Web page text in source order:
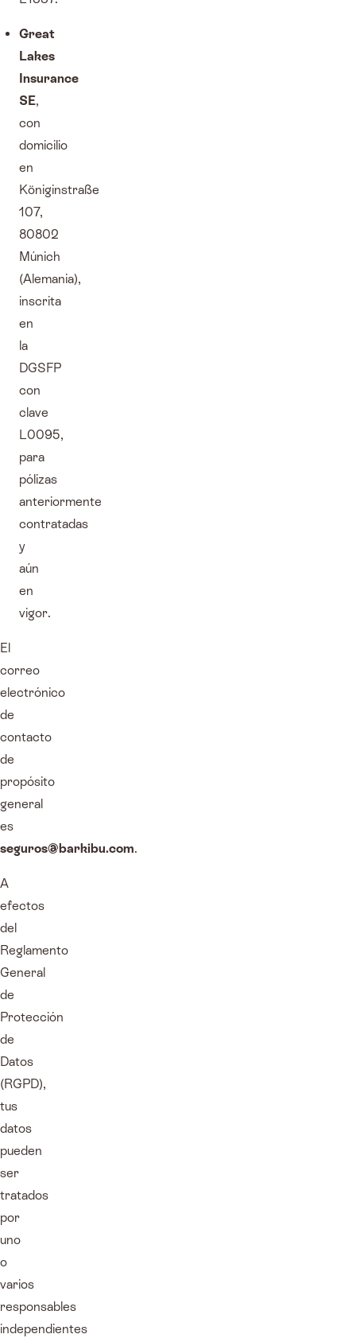
Great
Lakes
Insurance
SE,
con
domicilio
en
Königinstraße
107,
80802
Múnich
(Alemania),
inscrita
en
la
DGSFP
con
clave
L0095,
para
pólizas
anteriormente
contratadas
y
aún
en
vigor.
El
correo
electrónico
de
contacto
de
propósito
general
es
seguros@barkibu.com.
A
efectos
del
Reglamento
General
de
Protección
de
Datos
(RGPD),
tus
datos
pueden
ser
tratados
por
uno
o
varios
responsables
independientes